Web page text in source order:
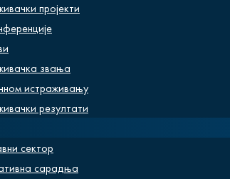
пројекти
звања
истраживању
резултати
сектор
сарадња